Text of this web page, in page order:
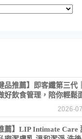
品推薦】即客纖第三代
好飲食管理，陪你輕鬆
2026-
薦】LIP Intimate Care